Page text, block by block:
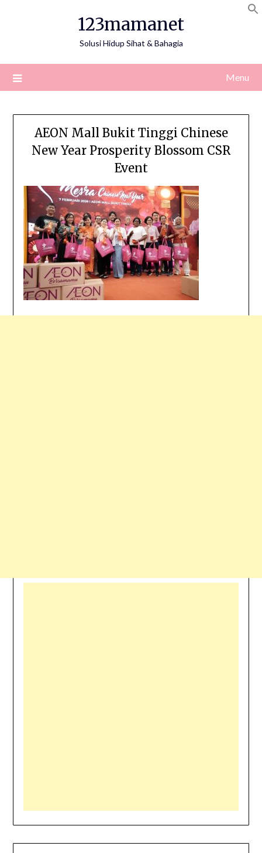
123mamanet
Solusi Hidup Sihat & Bahagia
Menu
AEON Mall Bukit Tinggi Chinese
New Year Prosperity Blossom CSR
Event